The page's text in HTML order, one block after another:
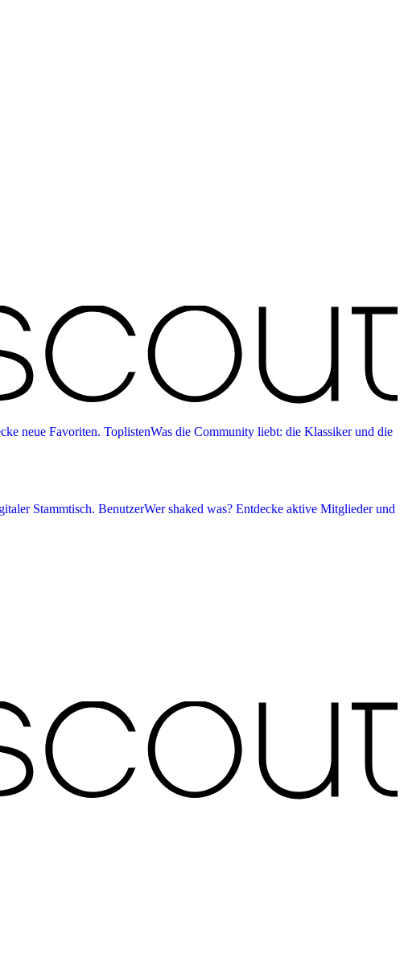
neue Favoriten. ToplistenWas die Community liebt: die Klassiker und die
Stammtisch. BenutzerWer shaked was? Entdecke aktive Mitglieder und